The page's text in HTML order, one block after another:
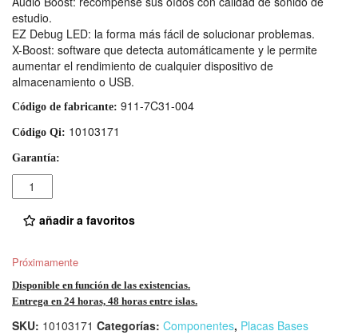
estudio.
EZ Debug LED: la forma más fácil de solucionar problemas.
X-Boost: software que detecta automáticamente y le permite
aumentar el rendimiento de cualquier dispositivo de
almacenamiento o USB.
Código de fabricante: 911-7C31-004
Código Qi: 10103171
Garantía:
Cantidad
añadir a favoritos
Próximamente
Disponible en función de las existencias.
Entrega en 24 horas, 48 horas entre islas.
SKU: 10103171 Categorías: Componentes, Placas Bases